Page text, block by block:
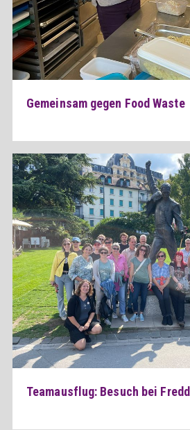
Gemeinsam gegen Food Waste
Teamausflug: Besuch bei